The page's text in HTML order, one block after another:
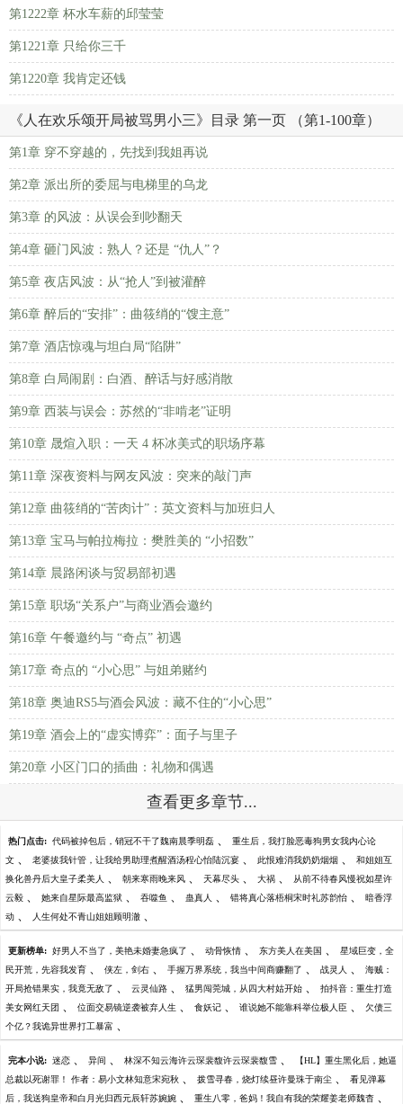
第1222章 杯水车薪的邱莹莹
第1221章 只给你三千
第1220章 我肯定还钱
《人在欢乐颂开局被骂男小三》目录 第一页 （第1-100章）
第1章 穿不穿越的，先找到我姐再说
第2章 派出所的委屈与电梯里的乌龙
第3章 的风波：从误会到吵翻天
第4章 砸门风波：熟人？还是 “仇人”？
第5章 夜店风波：从“抢人”到被灌醉
第6章 醉后的“安排”：曲筱绡的“馊主意”
第7章 酒店惊魂与坦白局“陷阱”
第8章 白局闹剧：白酒、醉话与好感消散
第9章 西装与误会：苏然的“非啃老”证明
第10章 晟煊入职：一天 4 杯冰美式的职场序幕
第11章 深夜资料与网友风波：突来的敲门声
第12章 曲筱绡的“苦肉计”：英文资料与加班归人
第13章 宝马与帕拉梅拉：樊胜美的 “小招数”
第14章 晨路闲谈与贸易部初遇
第15章 职场“关系户”与商业酒会邀约
第16章 午餐邀约与 “奇点” 初遇
第17章 奇点的 “小心思” 与姐弟赌约
第18章 奥迪RS5与酒会风波：藏不住的“小心思”
第19章 酒会上的“虚实博弈”：面子与里子
第20章 小区门口的插曲：礼物和偶遇
查看更多章节...
热门点击: 代码被掉包后，销冠不干了魏南晨季明磊 、 重生后，我打脸恶毒狗男女我内心论
文 、 老婆拔我针管，让我给男助理煮醒酒汤程心怡陆沉宴 、 此恨难消我奶奶烟烟 、 和姐姐互
换化兽丹后大皇子柔美人 、 朝来寒雨晚来风 、 天幕尽头 、 大祸 、 从前不待春风慢祝如星许
云毅 、 她来自星际最高监狱 、 吞噬鱼 、 蛊真人 、 错将真心落梧桐宋时礼苏韵怡 、 暗香浮
动 、 人生何处不青山姐姐顾明澈 、
更新榜单: 好男人不当了，美艳未婚妻急疯了 、 动骨恢情 、 东方美人在美国 、 星域巨变，全
民开荒，先容我发育 、 侠左，剑右 、 手握万界系统，我当中间商赚翻了 、 战灵人 、 海贼：
开局抢错果实，我竟无敌了 、 云灵仙路 、 猛男闯莞城，从四大村姑开始 、 拍抖音：重生打造
美女网红天团 、 位面交易镜逆袭被弃人生 、 食妖记 、 谁说她不能靠科举位极人臣 、 欠债三
个亿？我诡异世界打工暴富 、
完本小说: 迷恋 、 异间 、 林深不知云海许云琛裴馥许云琛裴馥雪 、 【HL】重生黑化后，她逼
总裁以死谢罪！ 作者：易小文林知意宋宛秋 、 拨雪寻春，烧灯续昼许曼珠于南尘 、 看见弹幕
后，我送狗皇帝和白月光归西元辰轩苏婉婉 、 重生八零，爸妈！我自有我的荣耀姜老师魏杳 、